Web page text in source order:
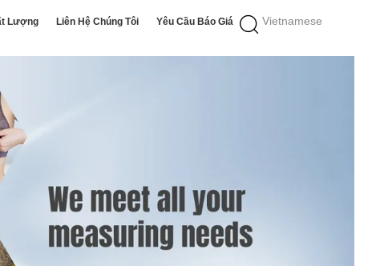
Vietnamese
Lượng Liên Hệ Chúng Tôi Yêu Cầu Báo Giá